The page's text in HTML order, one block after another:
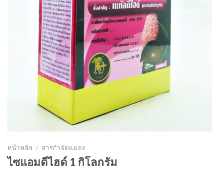
หน้าหลัก / สารกำจัดแมลง
ไซแอมดีไฮด์ 1 กิโลกรัม